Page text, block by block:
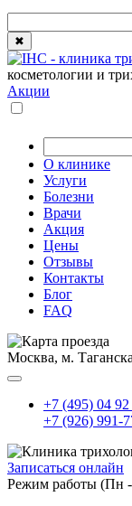
✖
косметологии и
Акции
О клинике
Услуги
Болезни
Врачи
Акция
Цены
Отзывы
Контакты
Блог
FAQ
Москва, м.
+7 (495) 04 92
+7 (926) 991-
Записаться онлайн
Режим работы (Пн